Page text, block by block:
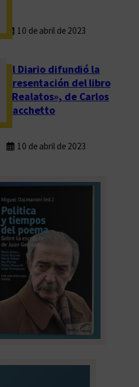
10 de abril de 2023
El Diario difundió la
presentación del libro
«Realatos», de Carlos
Sacchetto
10 de abril de 2023